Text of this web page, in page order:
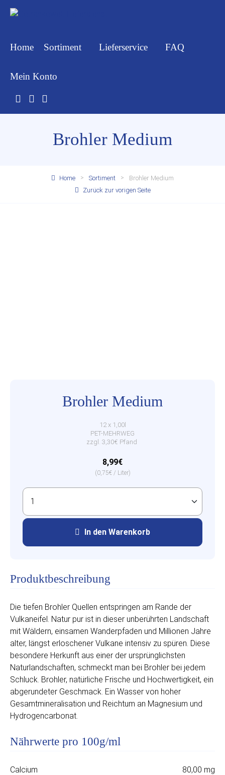
Home Sortiment Lieferservice FAQ
Mein Konto
Brohler Medium
Home Sortiment
Brohler Medium
Zurück zur vorigen Seite
Brohler Medium
12 x 1,00l
PET-MEHRWEG
zzgl. 3,30€ Pfand
8,99€
(0,75€ / Liter)
In den Warenkorb
Produktbeschreibung
Die tiefen Brohler Quellen entspringen am Rande der
Vulkaneifel. Natur pur ist in dieser unberührten Landschaft
mit Wäldern, einsamen Wanderpfaden und Millionen Jahre
alter, längst erloschener Vulkane intensiv zu spüren. Diese
besondere Herkunft aus einer der ursprünglichsten
Naturlandschaften, schmeckt man bei Brohler bei jedem
Schluck. Brohler, natürliche Frische und Hochwertigkeit, ein
abgerundeter Geschmack. Ein Wasser von hoher
Gesamtmineralisation und Reichtum an Magnesium und
Hydrogencarbonat.
Nährwerte pro 100g/ml
Calcium
80,00 mg